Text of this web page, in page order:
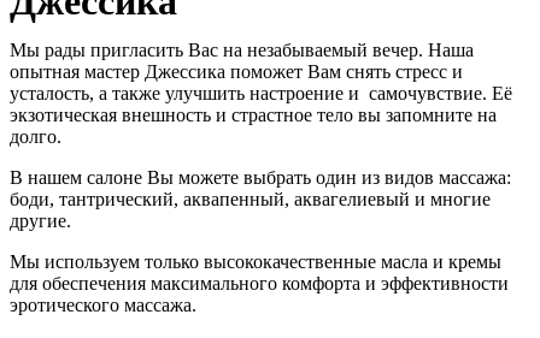
Мы рады пригласить Вас на незабываемый вечер. Наша
опытная мастер Джессика поможет Вам снять стресс и
усталость, а также улучшить настроение и самочувствие. Её
экзотическая внешность и страстное тело вы запомните на
долго.
В нашем салоне Вы можете выбрать один из видов массажа:
боди, тантрический, аквапенный, аквагелиевый и многие
другие.
Мы используем только высококачественные масла и кремы
для обеспечения максимального комфорта и эффективности
эротического массажа.